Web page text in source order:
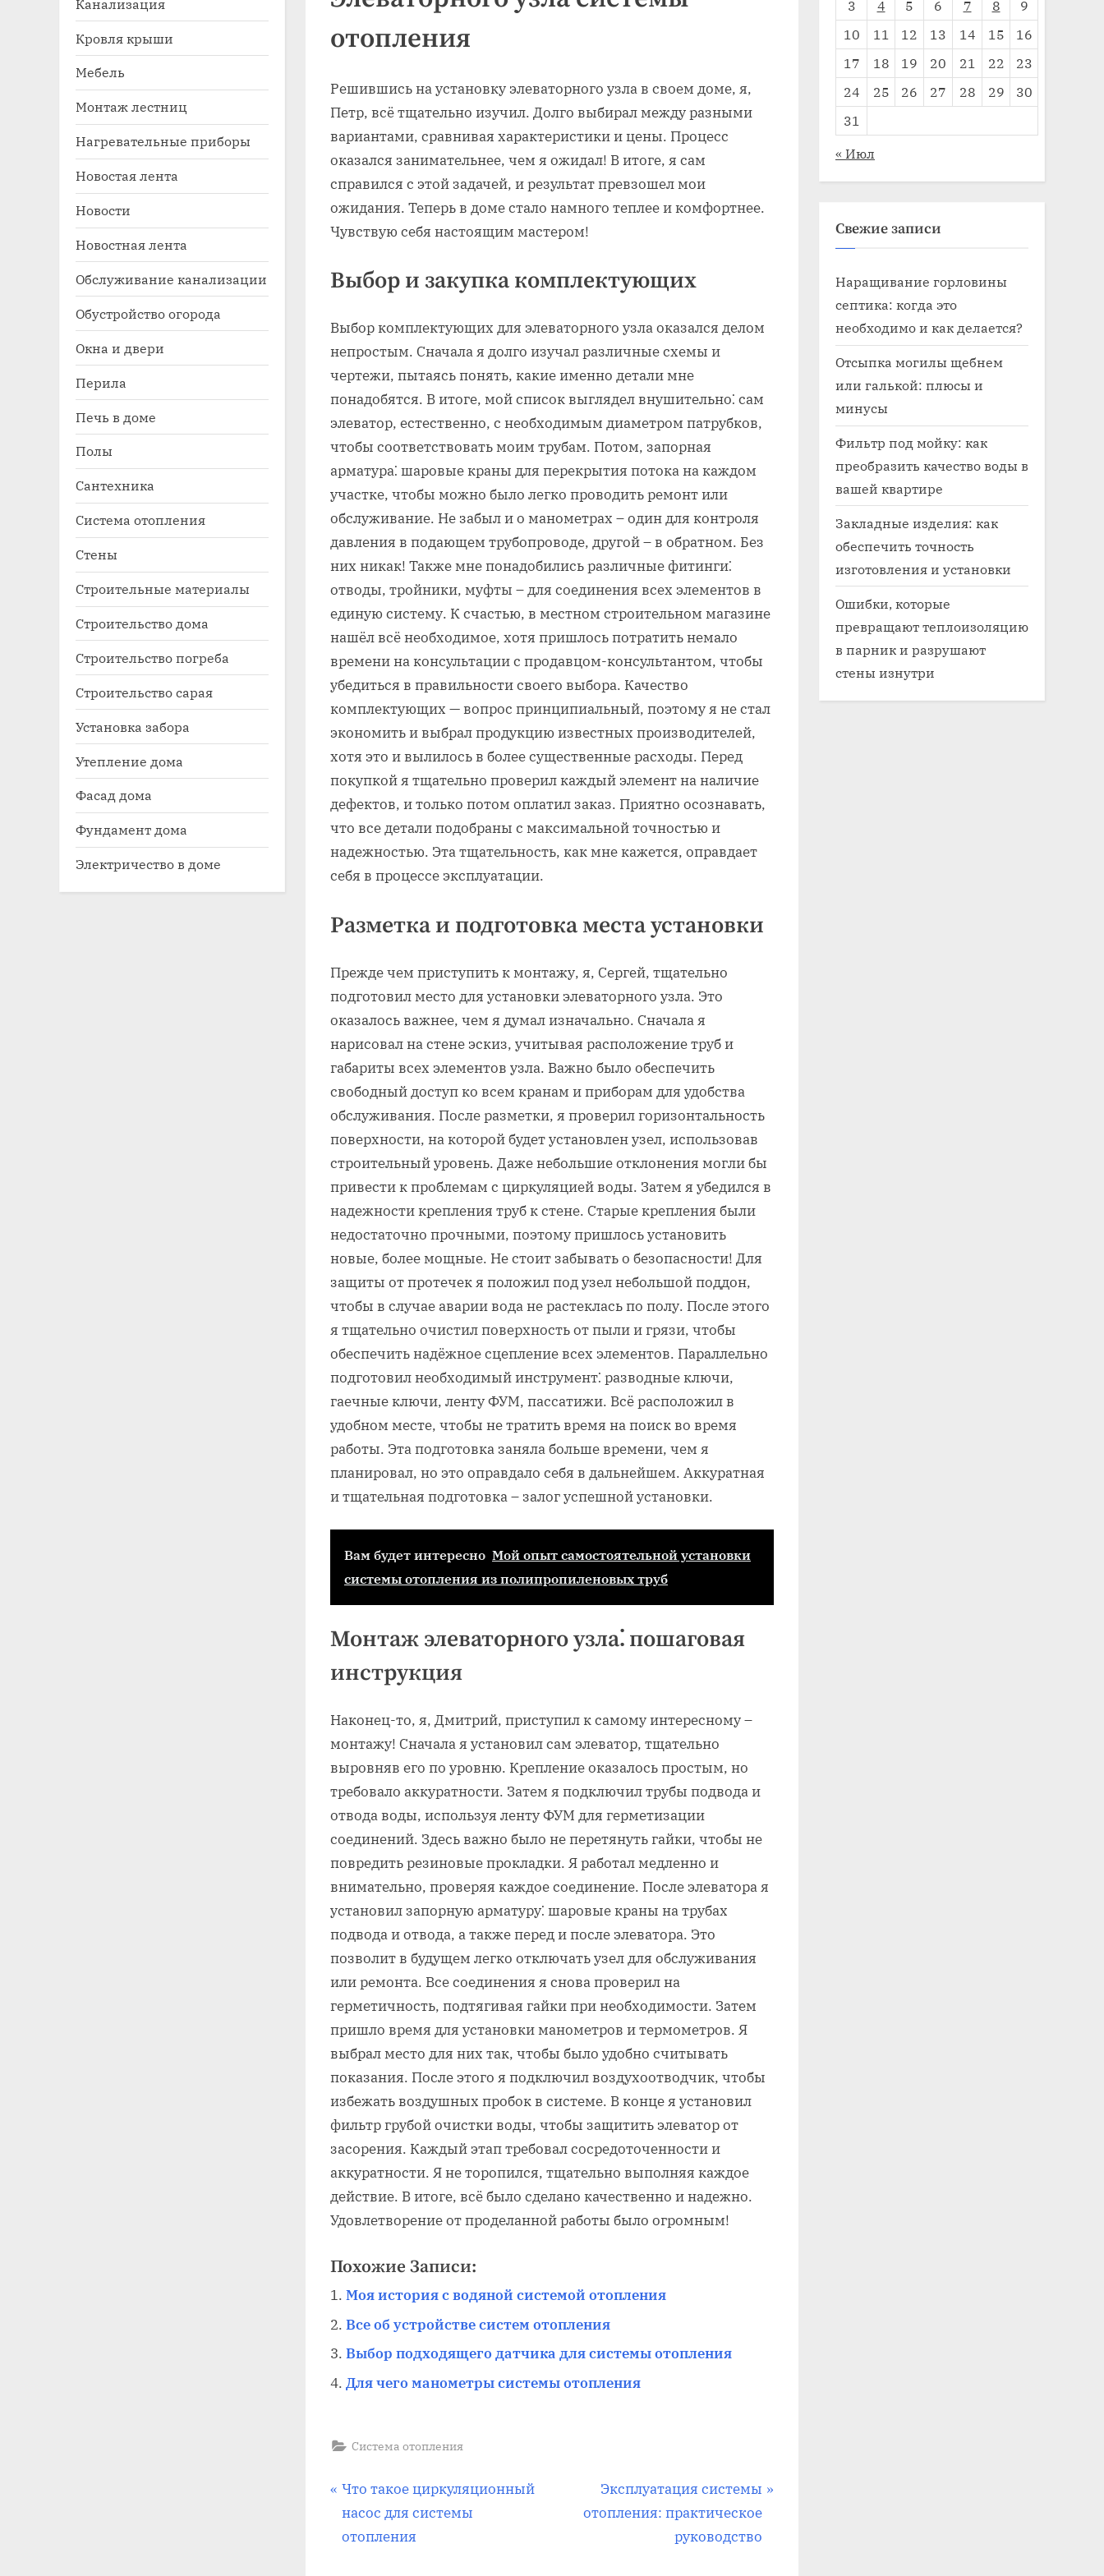
sub-
отопления
Решившись на установку элеваторного узла в своем доме, я,
Петр, всё тщательно изучил. Долго выбирал между разными
вариантами, сравнивая характеристики и цены. Процесс
оказался занимательнее, чем я ожидал! В итоге, я сам
справился с этой задачей, и результат превзошел мои
ожидания. Теперь в доме стало намного теплее и комфортнее.
Чувствую себя настоящим мастером!
Выбор и закупка комплектующих
Выбор комплектующих для элеваторного узла оказался делом
непростым. Сначала я долго изучал различные схемы и
чертежи, пытаясь понять, какие именно детали мне
понадобятся. В итоге, мой список выглядел внушительно⁚ сам
элеватор, естественно, с необходимым диаметром патрубков,
чтобы соответствовать моим трубам. Потом, запорная
арматура⁚ шаровые краны для перекрытия потока на каждом
участке, чтобы можно было легко проводить ремонт или
обслуживание. Не забыл и о манометрах – один для контроля
давления в подающем трубопроводе, другой – в обратном. Без
них никак! Также мне понадобились различные фитинги⁚
отводы, тройники, муфты – для соединения всех элементов в
единую систему. К счастью, в местном строительном магазине
нашёл всё необходимое, хотя пришлось потратить немало
времени на консультации с продавцом-консультантом, чтобы
убедиться в правильности своего выбора. Качество
комплектующих — вопрос принципиальный, поэтому я не стал
экономить и выбрал продукцию известных производителей,
хотя это и вылилось в более существенные расходы. Перед
покупкой я тщательно проверил каждый элемент на наличие
дефектов, и только потом оплатил заказ. Приятно осознавать,
что все детали подобраны с максимальной точностью и
надежностью. Эта тщательность, как мне кажется, оправдает
себя в процессе эксплуатации.
Разметка и подготовка места установки
Прежде чем приступить к монтажу, я, Сергей, тщательно
подготовил место для установки элеваторного узла. Это
оказалось важнее, чем я думал изначально. Сначала я
нарисовал на стене эскиз, учитывая расположение труб и
габариты всех элементов узла. Важно было обеспечить
свободный доступ ко всем кранам и приборам для удобства
обслуживания. После разметки, я проверил горизонтальность
поверхности, на которой будет установлен узел, использовав
строительный уровень. Даже небольшие отклонения могли бы
привести к проблемам с циркуляцией воды. Затем я убедился в
надежности крепления труб к стене. Старые крепления были
недостаточно прочными, поэтому пришлось установить
новые, более мощные. Не стоит забывать о безопасности! Для
защиты от протечек я положил под узел небольшой поддон,
чтобы в случае аварии вода не растеклась по полу. После этого
я тщательно очистил поверхность от пыли и грязи, чтобы
обеспечить надёжное сцепление всех элементов. Параллельно
подготовил необходимый инструмент⁚ разводные ключи,
гаечные ключи, ленту ФУМ, пассатижи. Всё расположил в
удобном месте, чтобы не тратить время на поиск во время
работы. Эта подготовка заняла больше времени, чем я
планировал, но это оправдало себя в дальнейшем. Аккуратная
и тщательная подготовка – залог успешной установки.
Вам будет интересно Мой опыт самостоятельной установки
системы отопления из полипропиленовых труб
Монтаж элеваторного узла⁚ пошаговая
инструкция
Наконец-то, я, Дмитрий, приступил к самому интересному –
монтажу! Сначала я установил сам элеватор, тщательно
выровняв его по уровню. Крепление оказалось простым, но
требовало аккуратности. Затем я подключил трубы подвода и
отвода воды, используя ленту ФУМ для герметизации
соединений. Здесь важно было не перетянуть гайки, чтобы не
повредить резиновые прокладки. Я работал медленно и
внимательно, проверяя каждое соединение. После элеватора я
установил запорную арматуру⁚ шаровые краны на трубах
подвода и отвода, а также перед и после элеватора. Это
позволит в будущем легко отключать узел для обслуживания
или ремонта. Все соединения я снова проверил на
герметичность, подтягивая гайки при необходимости. Затем
пришло время для установки манометров и термометров. Я
выбрал место для них так, чтобы было удобно считывать
показания. После этого я подключил воздухоотводчик, чтобы
избежать воздушных пробок в системе. В конце я установил
фильтр грубой очистки воды, чтобы защитить элеватор от
засорения. Каждый этап требовал сосредоточенности и
аккуратности. Я не торопился, тщательно выполняя каждое
действие. В итоге, всё было сделано качественно и надежно.
Удовлетворение от проделанной работы было огромным!
Похожие Записи:
Моя история с водяной системой отопления
Все об устройстве систем отопления
Выбор подходящего датчика для системы отопления
Для чего манометры системы отопления
Система отопления
Навигация
по
П
р
е
Что такое циркуляционный
насос для системы
отопления
С
л
Эксплуатация системы
отопления: практическое
руководство
Кровля крыши
Мебель
Монтаж лестниц
Нагревательные приборы
Новостая лента
Новости
Новостная лента
Обслуживание канализации
Обустройство огорода
Окна и двери
Перила
Печь в доме
Полы
Сантехника
Система отопления
Стены
Строительные материалы
Строительство дома
Строительство погреба
Строительство сарая
Установка забора
Утепление дома
Фасад дома
Фундамент дома
Электричество в доме
3
4 5 6 7 8
9
10
11 12 13 14 15
16
17
18 19 20 21 22
23
24
25 26 27 28 29
30
31
« Июл
Свежие записи
Наращивание горловины
септика: когда это
необходимо и как делается?
Отсыпка могилы щебнем
или галькой: плюсы и
минусы
Фильтр под мойку: как
преобразить качество воды в
вашей квартире
Закладные изделия: как
обеспечить точность
изготовления и установки
Ошибки, которые
превращают теплоизоляцию
в парник и разрушают
стены изнутри